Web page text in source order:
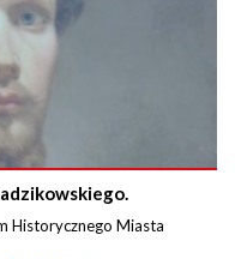
Historycznego Miasta